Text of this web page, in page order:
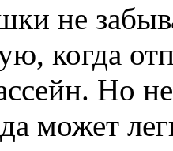
не
когда
Но
может